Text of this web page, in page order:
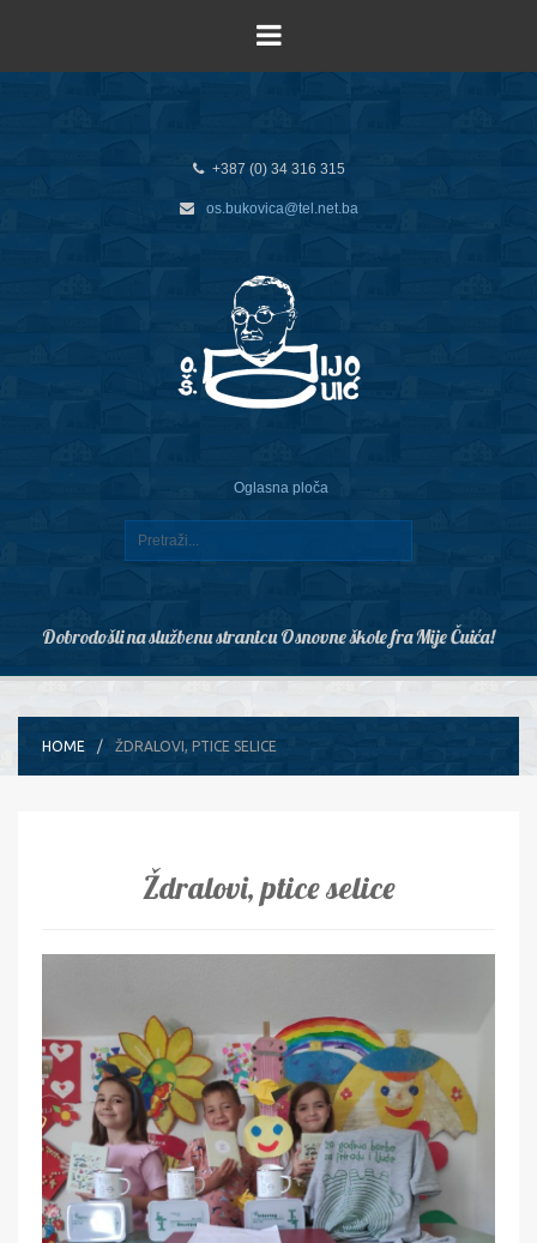
+387 (0) 34 316 315
os.bukovica@tel.net.ba
Oglasna ploča
Dobrodošli na službenu stranicu Osnovne škole fra Mije Čuića!
HOME ŽDRALOVI, PTICE SELICE
Ždralovi, ptice selice